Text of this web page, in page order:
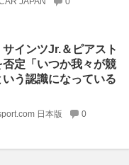
インツJr.＆ピアスト
否定「いつか我々が競
う認識になっている
日本版 0